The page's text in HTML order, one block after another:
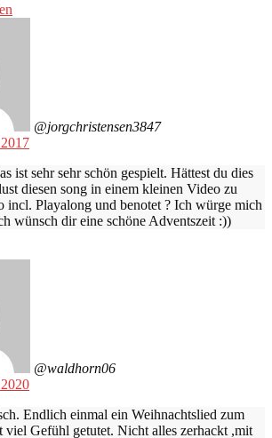
@jorgchristensen3847
ist sehr sehr schön gespielt. Hättest du dies
diesen song in einem kleinen Video zu
incl. Playalong und benotet ? Ich würge mich
wünsch dir eine schöne Adventszeit :))
@waldhorn06
Endlich einmal ein Weihnachtslied zum
viel Gefühl getutet. Nicht alles zerhackt ,mit